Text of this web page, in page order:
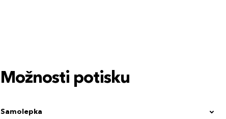
Možnosti potisku
Samolepka